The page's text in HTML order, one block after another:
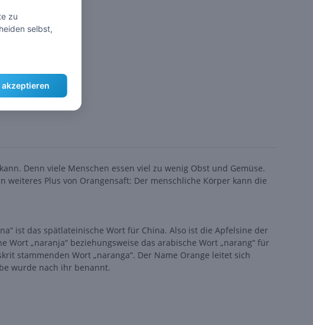
Denn viele Menschen essen viel zu wenig Obst und Gemüse.
Plus von Orangensaft: Der menschliche Körper kann die
ist das spätlateinische Wort für China. Also ist die Apfelsine der
Wort „naranja“ beziehungsweise das arabische Wort „narang“ für
stammenden Wort „naranga“. Der Name Orange leitet sich
wurde nach ihr benannt.
zu
selbst,
akzeptieren